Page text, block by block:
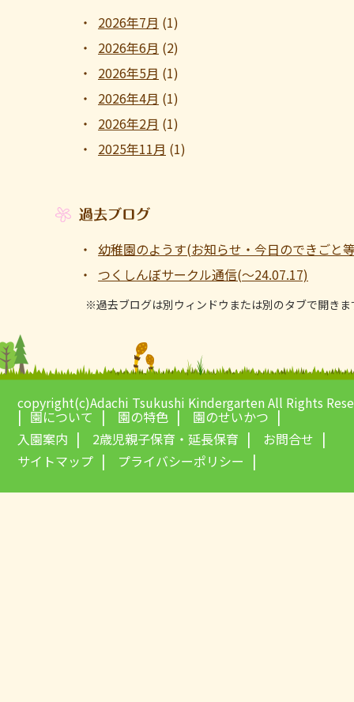
2026年7月 (1)
2026年6月 (2)
2026年5月 (1)
2026年4月 (1)
2026年2月 (1)
2025年11月 (1)
過去ブログ
幼稚園のようす(お知らせ・今日のできご
つくしんぼサークル通信(～24.07.17)
※過去ブログは別ウィンドウまたは別のタブで開きま
copyright(c)Adachi Tsukushi Kindergarten All Rights
園について 園の特色
園のせいかつ
入園案内
2歳児親子保育・延長保育
お問合せ
サイトマップ
プライバシーポリシー